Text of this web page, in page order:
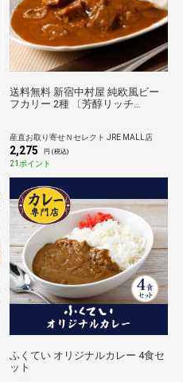
送料無料 新宿中村屋 純欧風ビー
フカリー 2種 〔芳醇リッチ
産直お取り寄せＮセレクト JRE MALL店
2,275 円 (税込)
21ポイント
ふくてい オリジナルカレー 4食セ
ット